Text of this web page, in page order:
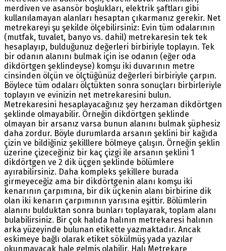
merdiven ve asansör boşlukları, elektrik şaftları gibi
kullanılamayan alanları hesaptan çıkarmanız gerekir. Net
metrekareyi şu şekilde ölçebilirsiniz: Evin tüm odalarının
(mutfak, tuvalet, banyo vs. dahil) metrekaresin tek tek
hesaplayıp, bulduğunuz değerleri birbiriyle toplayın. Tek
bir odanın alanını bulmak için ise odanın (eğer oda
dikdörtgen şeklindeyse) komşu iki duvarının metre
cinsinden ölçün ve ölçtüğünüz değerleri birbiriyle çarpın.
Böylece tüm odaları ölçtükten sonra sonuçları birbirleriyle
toplayın ve evinizin net metrekaresini bulun.
Metrekaresini hesaplayacağınız şey herzaman dikdörtgen
şeklinde olmayabilir. Örneğin dikdörtgen şeklinde
olmayan bir arsanız varsa bunun alanını bulmak şüphesiz
daha zordur. Böyle durumlarda arsanın şeklini bir kağıda
çizin ve bildiğiniz şekilllere bölmeye çalışın. Örneğin şeklin
üzerine çizeceğiniz bir kaç çizgi ile arsanın şeklini 1
dikdörtgen ve 2 dik üçgen şeklinde bölümlere
ayırabilirsiniz. Daha kompleks şekillere burada
girmeyeceğiz ama bir dikdörtgenin alanı komşu iki
kenarının çarpımına, bir dik üçkenin alanı birbirine dik
olan iki kenarın çarpımının yarısına eşittir. Bölümlerin
alanını bulduktan sonra bunları toplayarak, toplam alanı
bulabilirsiniz. Bir çok halıda halının metrekaresi halının
arka yüzeyinde bulunan etikette yazmaktadır. Ancak
eskimeye bağlı olarak etiket sökülmüş yada yazılar
okunmayacak hale gelmiş olabilir. Halı Metrekare